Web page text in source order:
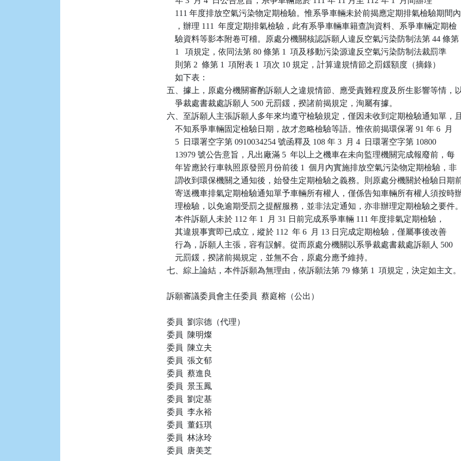
    111 年度排放空氣污染物定期檢驗。惟系爭車輛未於前揭應定期排氣檢驗期間內
    ，辦理 111  年度定期排氣檢驗，此有系爭車輛車籍查詢資料、系爭車輛定期檢
    驗資料等影本附卷可稽。原處分機關核認訴願人違反空氣污染防制法第 44 條第
    1   項規定，依同法第 80 條第 1  項及移動污染源違反空氣污染防制法裁罰準
    則第 2  條第 1  項附表 1  項次 10 規定，計算違規情節之罰鍰額度（摘錄）
    如下表：
五、據上，原處分機關審酌訴願人之違規情節、應受責難程度及所生影響等情，
    爭裁處書裁處訴願人 500 元罰鍰，揆諸前揭規定，洵屬有據。
六、至訴願人主張訴願人多年來均遵守檢驗規定，僅因未收到定期檢驗通知單，
    不知系爭車輛固定檢驗日期，故才忽略檢驗等語。惟依前揭環保署 91 年 6  月
    5  日環署空字第 0910034254 號函釋及 108 年 3  月 4  日環署空字第 10800
    13979 號公告意旨，凡出廠滿 5  年以上之機車在未向監理機關完成報廢前，每
    年皆應於行車執照原發照月份前後 1  個月內實施排放空氣污染物定期檢驗，非
謂收到環保機關之通知後，始發生定期檢驗之義務。則原處分機關於檢驗日期
寄送機車排氣定期檢驗通知單予車輛所有權人，僅係告知車輛所有權人須按時
    理檢驗，以免逾期受罰之提醒服務，並非法定通知，亦非辦理定期檢驗之要件。
    本件訴願人未於 112 年 1  月 31 日前完成系爭車輛 111 年度排氣定期檢驗，
    其違規事實即已成立，縱於 112  年 6  月 13 日完成定期檢驗，僅屬事後改善
    行為，訴願人主張，容有誤解。從而原處分機關以系爭裁處書裁處訴願人 500
    元罰鍰，揆諸前揭規定，並無不合，原處分應予維持。
七、綜上論結，本件訴願為無理由，依訴願法第 79 條第 1  項規定，決定如主文。
訴願審議委員會主任委員  蔡庭榕（公出）
委員  劉宗德（代理）
委員  陳明燦
委員  陳立夫
委員  張文郁
委員  蔡進良
委員  景玉鳳
委員  劉定基
委員  李永裕
委員  董鈺琪
委員  林泳玲
委員  唐美芝